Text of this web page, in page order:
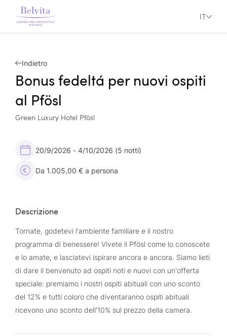
IT
Indietro
Bonus fedeltá per nuovi ospiti
al Pfösl
Green Luxury Hotel Pfösl
20/9/2026 - 4/10/2026 (5 notti)
Da 1.005,00 € a persona
Descrizione
Tornate, godetevi l'ambiente familiare e il nostro
programma di benessere! Vivete il Pfösl come lo conoscete
e lo amate, e lasciatevi ispirare ancora e ancora. Siamo lieti
di dare il benvenuto ad ospiti noti e nuovi con un'offerta
speciale: premiamo i nostri ospiti abituali con uno sconto
del 12% e tutti coloro che diventaranno ospiti abituali
ricevono uno sconto dell'10% sul prezzo della camera.